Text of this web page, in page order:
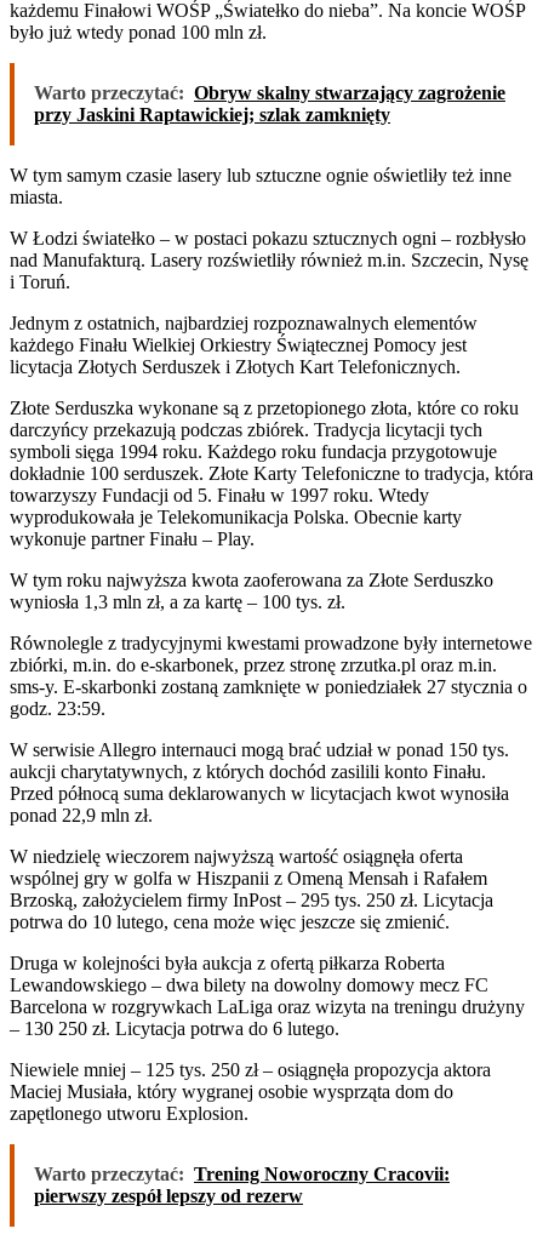
każdemu Finałowi WOŚP „Światełko do nieba”. Na koncie WOŚP
było już wtedy ponad 100 mln zł.
Warto przeczytać: Obryw skalny stwarzający zagrożenie
przy Jaskini Raptawickiej; szlak zamknięty
W tym samym czasie lasery lub sztuczne ognie oświetliły też inne
miasta.
W Łodzi światełko – w postaci pokazu sztucznych ogni – rozbłysło
nad Manufakturą. Lasery rozświetliły również m.in. Szczecin, Nysę
i Toruń.
Jednym z ostatnich, najbardziej rozpoznawalnych elementów
każdego Finału Wielkiej Orkiestry Świątecznej Pomocy jest
licytacja Złotych Serduszek i Złotych Kart Telefonicznych.
Złote Serduszka wykonane są z przetopionego złota, które co roku
darczyńcy przekazują podczas zbiórek. Tradycja licytacji tych
symboli sięga 1994 roku. Każdego roku fundacja przygotowuje
dokładnie 100 serduszek. Złote Karty Telefoniczne to tradycja, która
towarzyszy Fundacji od 5. Finału w 1997 roku. Wtedy
wyprodukowała je Telekomunikacja Polska. Obecnie karty
wykonuje partner Finału – Play.
W tym roku najwyższa kwota zaoferowana za Złote Serduszko
wyniosła 1,3 mln zł, a za kartę – 100 tys. zł.
Równolegle z tradycyjnymi kwestami prowadzone były internetowe
zbiórki, m.in. do e-skarbonek, przez stronę zrzutka.pl oraz m.in.
sms-y. E-skarbonki zostaną zamknięte w poniedziałek 27 stycznia o
godz. 23:59.
W serwisie Allegro internauci mogą brać udział w ponad 150 tys.
aukcji charytatywnych, z których dochód zasilili konto Finału.
Przed północą suma deklarowanych w licytacjach kwot wynosiła
ponad 22,9 mln zł.
W niedzielę wieczorem najwyższą wartość osiągnęła oferta
wspólnej gry w golfa w Hiszpanii z Omeną Mensah i Rafałem
Brzoską, założycielem firmy InPost – 295 tys. 250 zł. Licytacja
potrwa do 10 lutego, cena może więc jeszcze się zmienić.
Druga w kolejności była aukcja z ofertą piłkarza Roberta
Lewandowskiego – dwa bilety na dowolny domowy mecz FC
Barcelona w rozgrywkach LaLiga oraz wizyta na treningu drużyny
– 130 250 zł. Licytacja potrwa do 6 lutego.
Niewiele mniej – 125 tys. 250 zł – osiągnęła propozycja aktora
Maciej Musiała, który wygranej osobie wysprząta dom do
zapętlonego utworu Explosion.
Warto przeczytać: Trening Noworoczny Cracovii:
pierwszy zespół lepszy od rezerw